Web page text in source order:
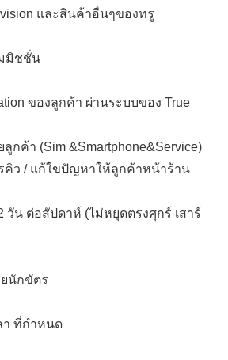
vision และสินค้าอื่นๆของทรู
มมิชชั่น
ของลูกค้า ผ่านระบบของ True
กค้า (Sim &Smartphone&Service)
คิว / แก้ใขปัญหาให้ลูกค้าหน้าร้าน
วัน ต่อสัปดาห์ (ไม่หยุดตรงศุกร์ เสาร์
นักขัตร
า ที่กำหนด